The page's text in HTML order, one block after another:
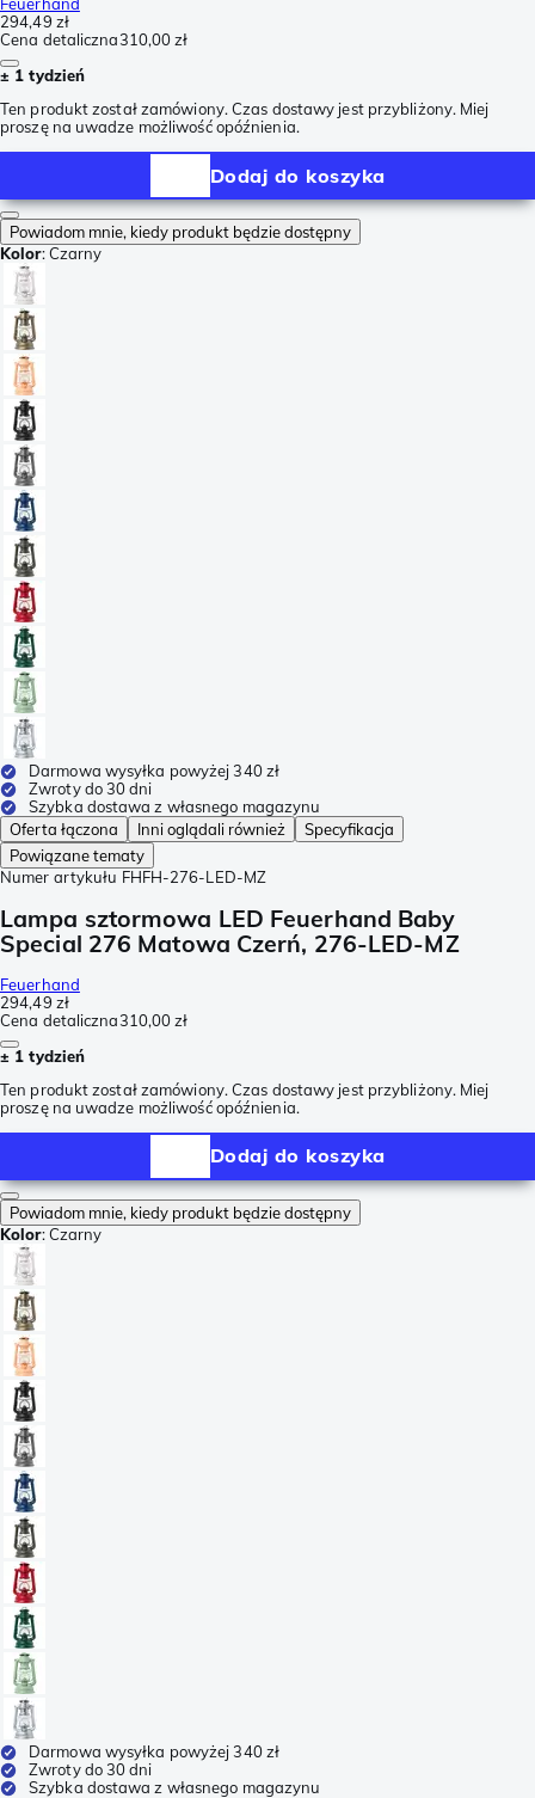
Feuerhand
294,49 zł
Cena detaliczna310,00 zł
± 1 tydzień
Ten produkt został zamówiony. Czas dostawy jest przybliżony. Miej
proszę na uwadze możliwość opóźnienia.
Dodaj do koszyka
Powiadom mnie, kiedy produkt będzie dostępny
Kolor:Czarny
Darmowa wysyłka powyżej 340 zł
Zwroty do 30 dni
Szybka dostawa z własnego magazynu
Oferta łączona
Inni oglądali również
Specyfikacja
Powiązane tematy
Numer artykułu FHFH-276-LED-MZ
Lampa sztormowa LED Feuerhand Baby
Special 276 Matowa Czerń, 276-LED-MZ
Feuerhand
294,49 zł
Cena detaliczna310,00 zł
± 1 tydzień
Ten produkt został zamówiony. Czas dostawy jest przybliżony. Miej
proszę na uwadze możliwość opóźnienia.
Dodaj do koszyka
Powiadom mnie, kiedy produkt będzie dostępny
Kolor:Czarny
Darmowa wysyłka powyżej 340 zł
Zwroty do 30 dni
Szybka dostawa z własnego magazynu